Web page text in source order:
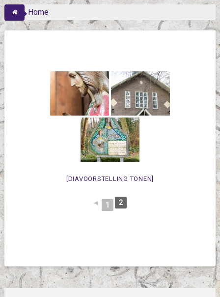
Home
[DIAVOORSTELLING TONEN]
◄ 1 2